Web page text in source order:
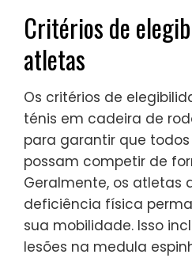
Critérios de
atletas
Os critérios de
ténis em cadeira de
para garantir que
possam competir de
Geralmente, os atletas
deficiência física
sua mobilidade. Isso
lesões na medula